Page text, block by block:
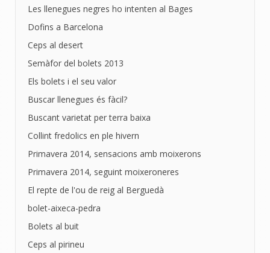
Les llenegues negres ho intenten al Bages
Dofins a Barcelona
Ceps al desert
Semàfor del bolets 2013
Els bolets i el seu valor
Buscar llenegues és fàcil?
Buscant varietat per terra baixa
Collint fredolics en ple hivern
Primavera 2014, sensacions amb moixerons
Primavera 2014, seguint moixeroneres
El repte de l'ou de reig al Berguedà
bolet-aixeca-pedra
Bolets al buit
Ceps al pirineu